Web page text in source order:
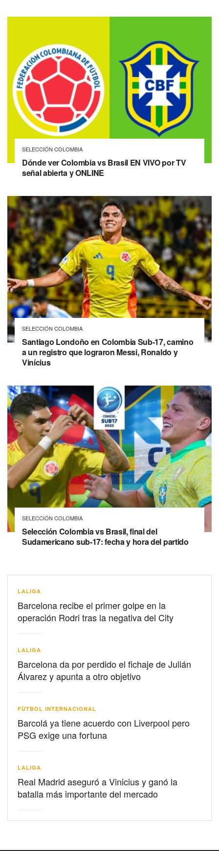
SELECCIÓN COLOMBIA
Dónde ver Colombia vs Brasil EN VIVO por TV
señal abierta y ONLINE
SELECCIÓN COLOMBIA
Santiago Londoño en Colombia Sub-17, camino
a un registro que lograron Messi, Ronaldo y
Vinícius
SELECCIÓN COLOMBIA
Selección Colombia vs Brasil, final del
Sudamericano sub-17: fecha y hora del partido
LALIGA
Barcelona recibe el primer golpe en la
operación Rodri tras la negativa del City
LALIGA
Barcelona da por perdido el fichaje de Julián
Álvarez y apunta a otro objetivo
FÚTBOL INTERNACIONAL
Barcolá ya tiene acuerdo con Liverpool pero
PSG exige una fortuna
LALIGA
Real Madrid aseguró a Vinicius y ganó la
batalla más importante del mercado